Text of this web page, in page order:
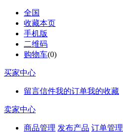
全国
收藏本页
手机版
二维码
购物车(0)
买家中心
留言信件我的订单我的收藏
卖家中心
商品管理 发布产品 订单管理